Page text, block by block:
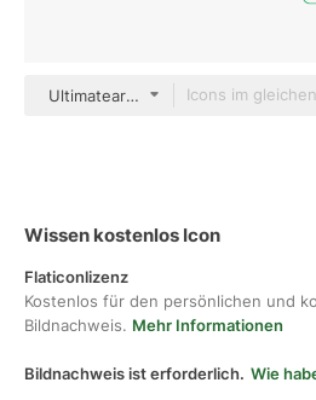
Ultimatearm Lineal Color
Wissen kostenlos Icon
Flaticonlizenz
Kostenlos für den persönlichen und
Bildnachweis. Mehr Informationen
Bildnachweis ist erforderlich. Wie